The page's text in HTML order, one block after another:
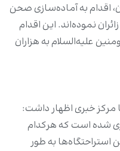
اقدام به آماده‌سازی صحن
نموده‌اند. این اقدام
علیه‌السلام به هزاران
خبری اظهار داشت:
شده است که هرکدام
دارد. این استراحتگاه‌ها به طور